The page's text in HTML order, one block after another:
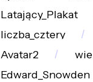
Latający_Plakat
liczba_cztery
Avatar2
Edward_Snowden